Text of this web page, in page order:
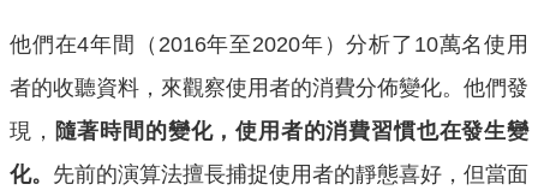
他們在4年間（2016年至2020年）分析了10萬名使用
者的收聽資料，來觀察使用者的消費分佈變化。他們發
現， 隨著時間的變化，使用者的消費習慣也在發生變
化。 先前的演算法擅長捕捉使用者的靜態喜好，但當面